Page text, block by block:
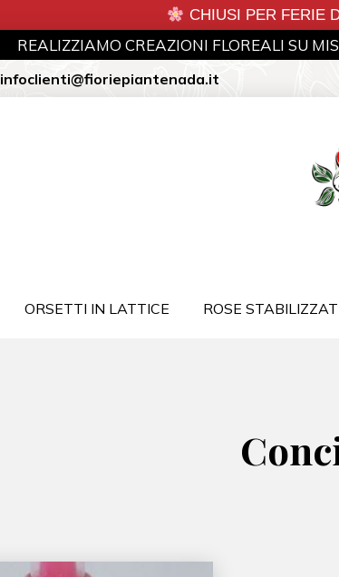
CHIUSI PER FERIE
REALIZZIAMO CREAZIONI FLOREALI SU
infoclienti@fioriepiantenada.it
ORSETTI IN LATTICE ROSE